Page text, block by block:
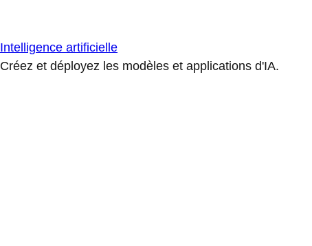
Intelligence artificielle
Créez et déployez les modèles et applications d'IA.